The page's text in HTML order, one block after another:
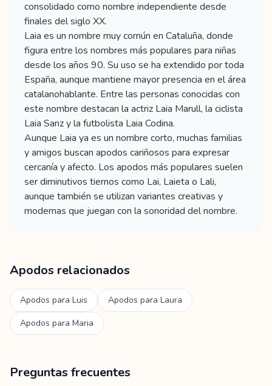
consolidado como nombre independiente desde
finales del siglo XX.
Laia es un nombre muy común en Cataluña, donde
figura entre los nombres más populares para niñas
desde los años 90. Su uso se ha extendido por toda
España, aunque mantiene mayor presencia en el área
catalanohablante. Entre las personas conocidas con
este nombre destacan la actriz Laia Marull, la ciclista
Laia Sanz y la futbolista Laia Codina.
Aunque Laia ya es un nombre corto, muchas familias
y amigos buscan apodos cariñosos para expresar
cercanía y afecto. Los apodos más populares suelen
ser diminutivos tiernos como Lai, Laieta o Lali,
aunque también se utilizan variantes creativas y
modernas que juegan con la sonoridad del nombre.
Apodos relacionados
Apodos para Luis Apodos para Laura
Apodos para Maria
Preguntas frecuentes